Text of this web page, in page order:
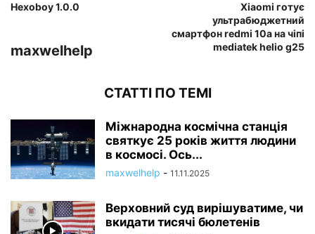
Hexoboy 1.0.0
Xiaomi готує
ультрабюджетний
смартфон redmi 10a на чіпі
mediatek helio g25
maxwelhelp
СТАТТІ ПО ТЕМІ
Міжнародна космічна станція
святкує 25 років життя людини
в космосі. Ось...
maxwelhelp - 11.11.2025
Верховний суд вирішуватиме, чи
вкидати тисячі бюлетенів